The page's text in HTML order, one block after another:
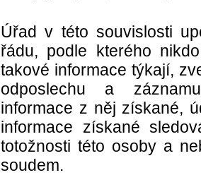
Úřad v této souvislosti
řádu, podle kterého
takové informace týkají,
odposlechu a
informace z něj získané,
informace získané
totožnosti této osoby a
soudem.